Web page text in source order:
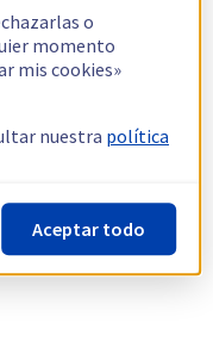
o
momento
mis cookies»
nuestra política
Aceptar todo